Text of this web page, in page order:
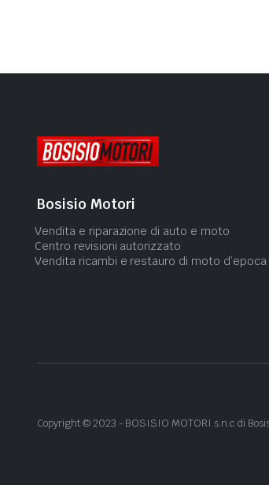
Bosisio Motori
Vendita e riparazione di auto e moto
Centro revisioni autorizzato
Vendita ricambi e restauro di moto d’epoca
Copyright ©2023 - BOSISIO MOTORI s.n.c di